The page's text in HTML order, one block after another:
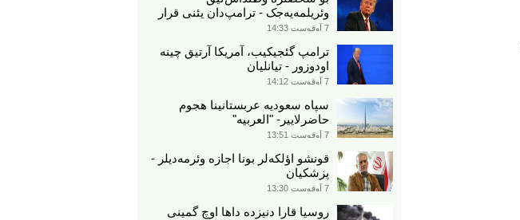
وئریلمه‌یه‌جک - ترامپ‌دان یئنی قرار
7 آوقوست 14:33
ترامپ گئجیکیب، آمریکا آرتیق چینه
اودوزور - تیانلیان
7 آوقوست 14:12
سپاه سعودیه عربستانینا هجوم
حاضرلاییر- "العربیه"
7 آوقوست 13:51
قونشو اؤلکه‌لر بونا اجازه وئرمه‌دیلر -
پزشکیان
7 آوقوست 13:30
روسیا قارا دنیزده داها اوچ گمینی